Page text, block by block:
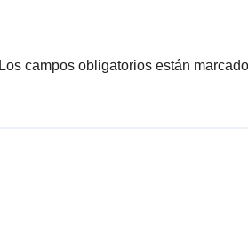
Los campos obligatorios están